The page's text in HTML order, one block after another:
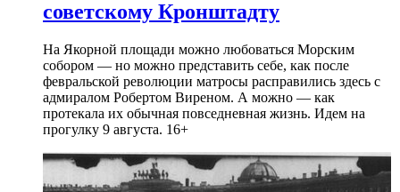
советскому Кронштадту
На Якорной площади можно любоваться Морским
собором — но можно представить себе, как после
февральской революции матросы расправились здесь с
адмиралом Робертом Виреном. А можно — как
протекала их обычная повседневная жизнь. Идем на
прогулку 9 августа. 16+